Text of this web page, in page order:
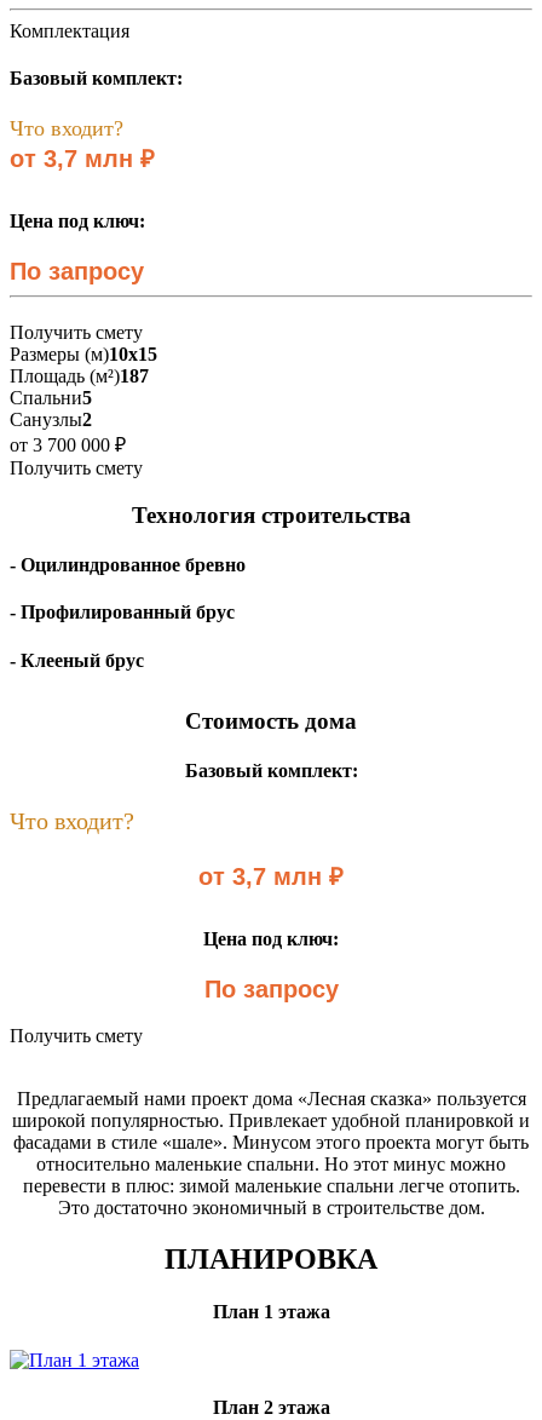
Комплектация
Базовый комплект:
Что входит?
от 3,7 млн ₽
Цена под ключ:
По запросу
Получить смету
Размеры (м)10х15
Площадь (м²)187
Спальни5
Санузлы2
от 3 700 000 ₽
Получить смету
Технология строительства
- Оцилиндрованное бревно
- Профилированный брус
- Клееный брус
Стоимость дома
Базовый комплект:
Что входит?
от 3,7 млн ₽
Цена под ключ:
По запросу
Получить смету
Предлагаемый нами проект дома «Лесная сказка» пользуется
широкой популярностью. Привлекает удобной планировкой и
фасадами в стиле «шале». Минусом этого проекта могут быть
относительно маленькие спальни. Но этот минус можно
перевести в плюс: зимой маленькие спальни легче отопить.
Это достаточно экономичный в строительстве дом.
ПЛАНИРОВКА
План 1 этажа
План 2 этажа